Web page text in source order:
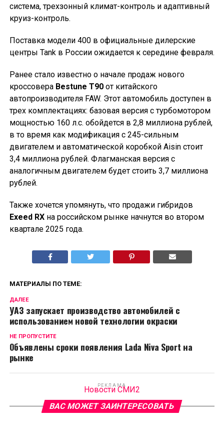
система, трехзонный климат-контроль и адаптивный
круиз-контроль.
Поставка модели 400 в официальные дилерские
центры Tank в России ожидается к середине февраля.
Ранее стало известно о начале продаж нового
кроссовера Bestune T90от китайского
автопроизводителя FAW. Этот автомобиль доступен в
трех комплектациях: базовая версия с турбомотором
мощностью 160 л.с. обойдется в 2,8 миллиона рублей,
в то время как модификация с 245-сильным
двигателем и автоматической коробкой Aisin стоит
3,4 миллиона рублей. Флагманская версия с
аналогичным двигателем будет стоить 3,7 миллиона
рублей.
Также хочется упомянуть, что продажи гибридов
Exeed RXна российском рынке начнутся во втором
квартале 2025 года.
МАТЕРИАЛЫ ПО ТЕМЕ:
ДАЛЕЕ
УАЗ запускает производство автомобилей с
использованием новой технологии окраски
НЕ ПРОПУСТИТЕ
Объявлены сроки появления Lada Niva Sport на
рынке
РЕКЛАМА
Новости СМИ2
ВАС МОЖЕТ ЗАИНТЕРЕСОВАТЬ